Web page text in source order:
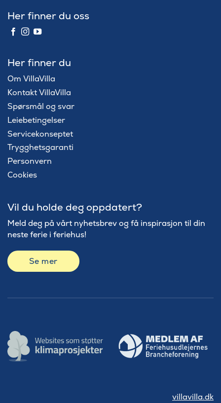
Her finner du oss
Her finner du
Om VillaVilla
Kontakt VillaVilla
Spørsmål og svar
Leiebetingelser
Servicekonseptet
Trygghetsgaranti
Personvern
Cookies
Vil du holde deg oppdatert?
Meld deg på vårt nyhetsbrev og få inspirasjon til din
neste ferie i feriehus!
Se mer
villavilla.dk